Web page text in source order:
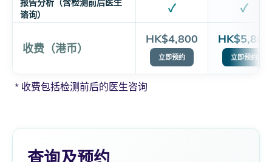
报告分析（含检测前后医生
谘询）
✓ ✓
收费（港币）
HK$4,800
立即预约
HK$5,800
立即预约
* 收费包括检测前后的医生咨询